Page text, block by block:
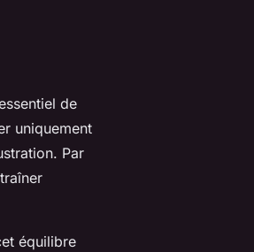
de
uniquement
Par
équilibre